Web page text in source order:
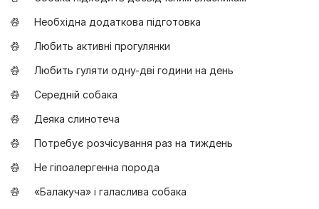
Необхідна додаткова підготовка
Любить активні прогулянки
Любить гуляти одну-дві години на день
Середній собака
Деяка слинотеча
Потребує розчісування раз на тиждень
Не гіпоалергенна порода
«Балакуча» і галаслива собака